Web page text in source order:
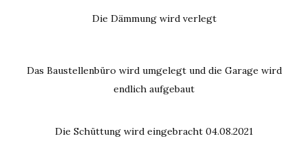
Die Dämmung wird verlegt
Das Baustellenbüro wird umgelegt und die Garage wird
endlich aufgebaut
Die Schüttung wird eingebracht 04.08.2021